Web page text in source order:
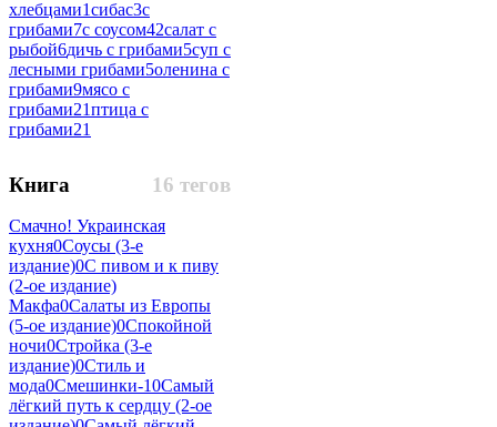
хлебцами1сибас3с
грибами7с соусом42салат с
рыбой6дичь с грибами5суп с
лесными грибами5оленина с
грибами9мясо с
грибами21птица с
грибами21
16 тегов
Книга
Смачно! Украинская
кухня0Соусы (3-е
издание)0С пивом и к пиву
(2-ое издание)
Макфа0Салаты из Европы
(5-ое издание)0Спокойной
ночи0Стройка (3-е
издание)0Стиль и
мода0Смешинки-10Самый
лёгкий путь к сердцу (2-ое